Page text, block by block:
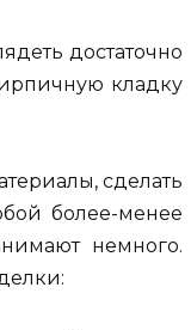
достаточно
кладку
сделать
более-менее
немного.